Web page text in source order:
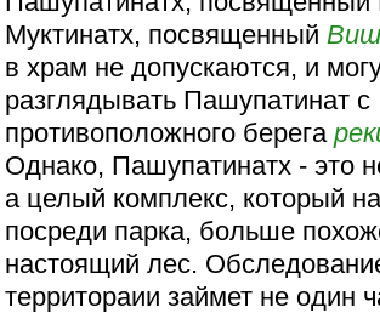
Муктинатх, посвященный
в храм не допускаются, и
разглядывать Пашупатинат с
противоположного берега
Однако, Пашупатинатх - это
а целый комплекс, который
посреди парка, больше
настоящий лес.
территораии займет не один